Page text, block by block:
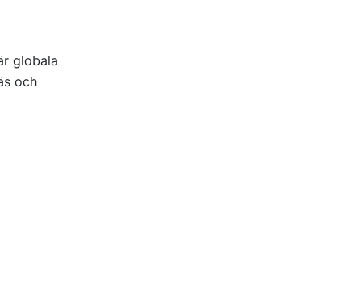
globala
och